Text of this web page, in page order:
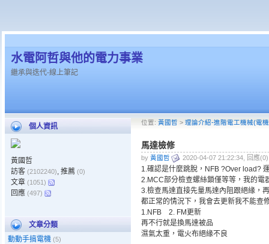
水電阿哲與他的電力事業
繼承與迭代-線上筆記
個人資訊
黃國哲
訪客 (2102240), 推薦 (0)
文章 (1051)
回應 (497)
文章分類
動動手搞電機 (5)
位置: 黃國哲 > 理論介紹-進階電工機械(電
馬達檢修
by 黃國哲 2020-04-07 21:22:34, 回應
1.確認是什麼跳脫，NFB ?Over load?
2.MCC部分檢查螺絲鎖僅等等，我的電
3.檢查馬達直接先量馬達內阻跟絕緣，
都正常的情況下，我會去更新我不能查
1.NFB 2. FM更新
再不行就是換馬達被品
濕氣太重，電火布絕緣不良